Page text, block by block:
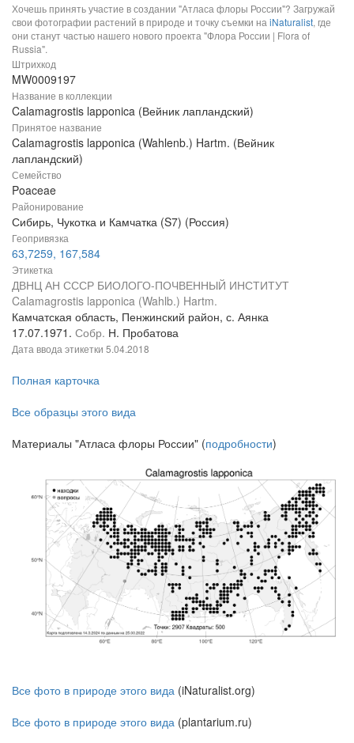
Хочешь принять участие в создании "Атласа флоры России"? Загружай
свои фотографии растений в природе и точку съемки на iNaturalist, где
они станут частью нашего нового проекта "Флора России | Flora of
Russia".
Штрихкод
MW0009197
Название в коллекции
Calamagrostis lapponica (Вейник лапландский)
Принятое название
Calamagrostis lapponica (Wahlenb.) Hartm. (Вейник
лапландский)
Семейство
Poaceae
Районирование
Сибирь, Чукотка и Камчатка (S7) (Россия)
Геопривязка
63,7259, 167,584
Этикетка
ДВНЦ АН СССР БИОЛОГО-ПОЧВЕННЫЙ ИНСТИТУТ
Calamagrostis lapponica (Wahlb.) Hartm.
Камчатская область, Пенжинский район, с. Аянка
17.07.1971. Собр. Н. Пробатова
Дата ввода этикетки 5.04.2018
Полная карточка
Все образцы этого вида
Материалы "Атласа флоры России" (подробности)
Все фото в природе этого вида (iNaturalist.org)
Все фото в природе этого вида (plantarium.ru)